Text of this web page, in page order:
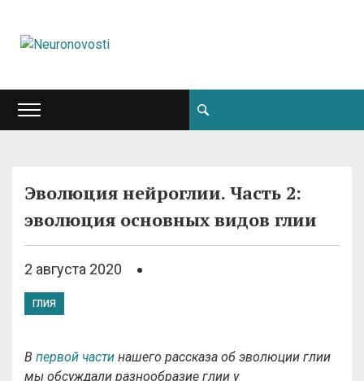
Эволюция нейроглии. Часть 2:
эволюция основных видов глии
2 августа 2020
ГЛИЯ
В первой части нашего рассказа об эволюции глии
мы обсуждали разнообразие глии у